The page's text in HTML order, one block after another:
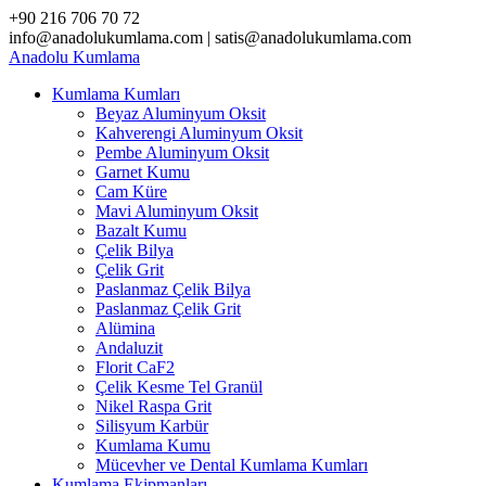
Skip
to
content
+90 216 706 70 72
info@anadolukumlama.com | satis@anadolukumlama.com
Anadolu Kumlama
Kumlama Kumları
Beyaz Aluminyum Oksit
Kahverengi Aluminyum Oksit
Pembe Aluminyum Oksit
Garnet Kumu
Cam Küre
Mavi Aluminyum Oksit
Bazalt Kumu
Çelik Bilya
Çelik Grit
Paslanmaz Çelik Bilya
Paslanmaz Çelik Grit
Alümina
Andaluzit
Florit CaF2
Çelik Kesme Tel Granül
Nikel Raspa Grit
Silisyum Karbür
Kumlama Kumu
Mücevher ve Dental Kumlama Kumları